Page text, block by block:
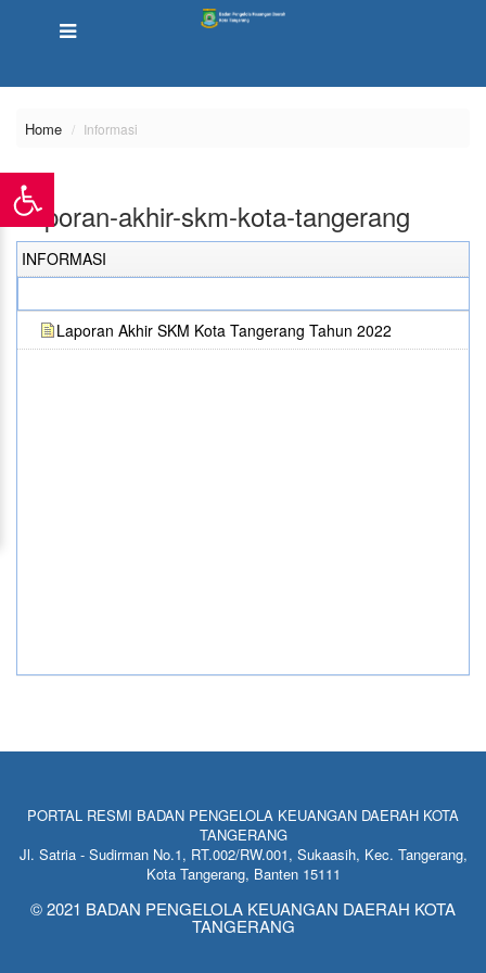
Home Informasi
Laporan-akhir-skm-kota-tangerang
INFORMASI
Laporan Akhir SKM Kota Tangerang Tahun 2022
PORTAL RESMI BADAN PENGELOLA KEUANGAN DAERAH KOTA
TANGERANG
Jl. Satria - Sudirman No.1, RT.002/RW.001, Sukaasih, Kec. Tangerang,
Kota Tangerang, Banten 15111
© 2021 BADAN PENGELOLA KEUANGAN DAERAH KOTA
TANGERANG